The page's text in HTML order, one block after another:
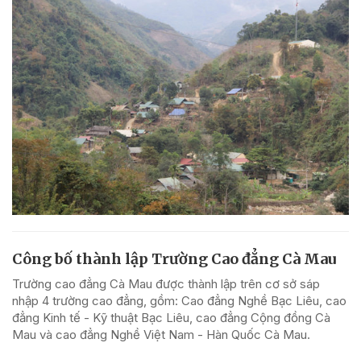
Công bố thành lập Trường Cao đẳng Cà Mau
Trường cao đẳng Cà Mau được thành lập trên cơ sở sáp
nhập 4 trường cao đẳng, gồm: Cao đẳng Nghề Bạc Liêu, cao
đẳng Kinh tế - Kỹ thuật Bạc Liêu, cao đẳng Cộng đồng Cà
Mau và cao đẳng Nghề Việt Nam - Hàn Quốc Cà Mau.